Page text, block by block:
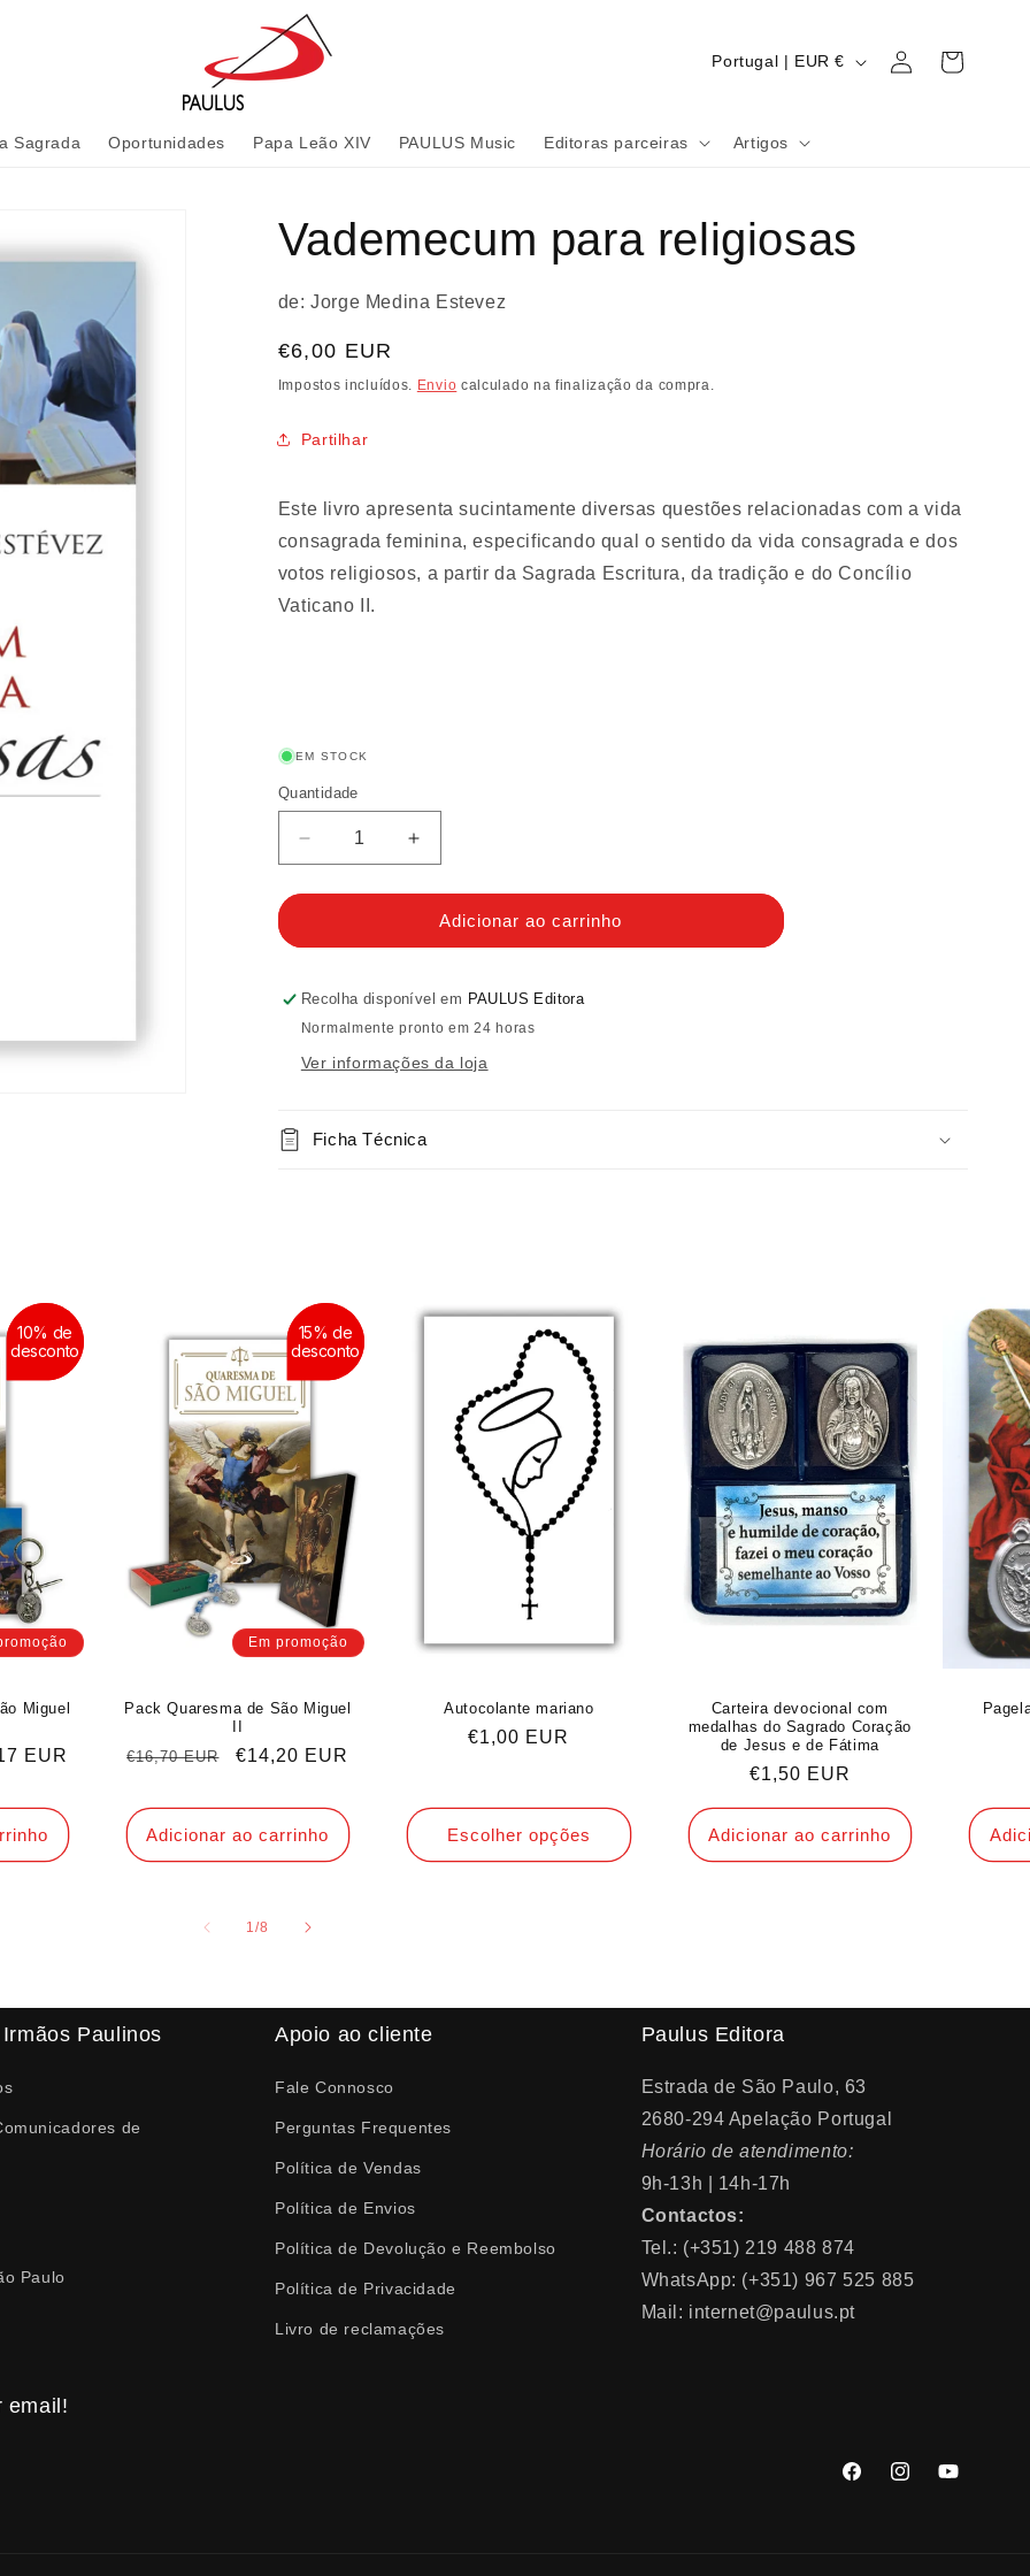
Sagrada Oportunidades Papa Leão XIV PAULUS Music Editoras parceiras Artigos
P
ã
Portugal | EUR €
sessão
Carrinho
Vademecum para religiosas
de: Jorge Medina Estevez
Preço
normal
€6,00 EUR
Impostos incluídos. Envio calculado na finalização da compra.
Partilhar
Este livro apresenta sucintamente diversas questões relacionadas com a vida
consagrada feminina, especificando qual o sentido da vida consagrada e dos
votos religiosos, a partir da Sagrada Escritura, da tradição e do Concílio
Vaticano II.
EM STOCK
Quantidade
Quantidade
Diminuir
a
quantidade
Vademecum
religiosas
Aumentar
a
quantidade
Vademecum
religiosas
Adicionar ao carrinho
Recolha disponível em PAULUS Editora
Normalmente pronto em 24 horas
Ver informações da loja
Ficha Técnica
10% de
desconto
10% de
desconto
Miguel
EUR
Em promoção
15% de
desconto
15% de
desconto
Pack Quaresma de São Miguel
Preço
€16,70 EUR
Preço
saldo
€14,20 EUR
Adicionar ao carrinho
Autocolante mariano
Preço
€1,00 EUR
Escolher opções
Carteira devocional com
medalhas do Sagrado Coração
de Jesus e de Fátima
Preço
€1,50 EUR
Adicionar ao carrinho
1/de
8
Paulinos
de
Paulo
Apoio ao cliente
Fale Connosco
Perguntas Frequentes
Política de Vendas
Política de Envios
Política de Devolução e Reembolso
Política de Privacidade
Livro de reclamações
Paulus Editora
Estrada de São Paulo, 63
2680-294 Apelação Portugal
Horário de atendimento:
9h-13h | 14h-17h
Contactos:
Tel.: (+351) 219 488 874
WhatsApp: (+351) 967 525 885
Mail: internet@paulus.pt
email!
FacebookInstagramYouTube